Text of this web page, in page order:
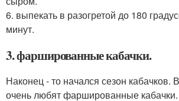
6. выпекать в разогретой до 180
минут.
3. фаршированные кабачки.
Наконец - то начался сезон кабачков.
очень любят фаршированные